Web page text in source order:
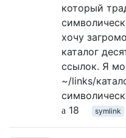
который
хочу
каталог
ссылок. Я
~/links/
18
symlink